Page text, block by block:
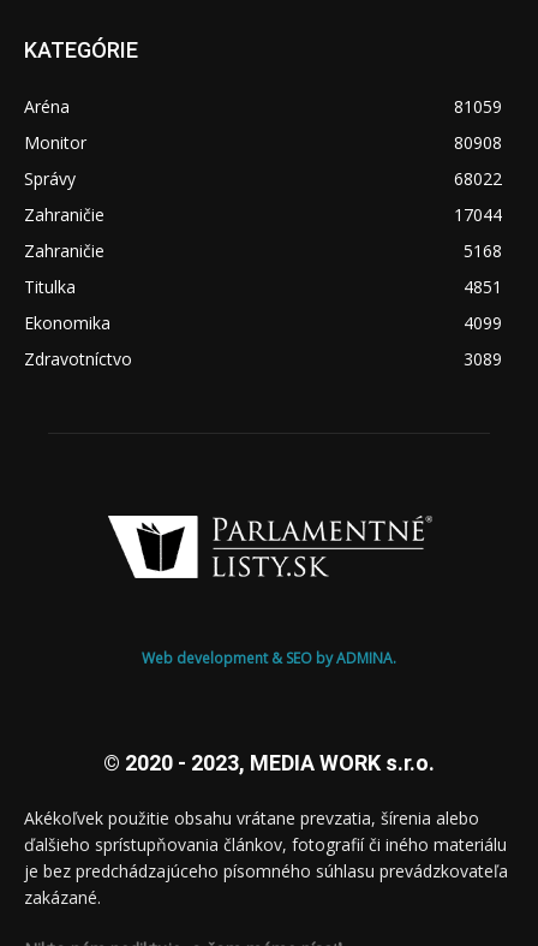
KATEGÓRIE
Aréna
81059
Monitor
80908
Správy
68022
Zahraničie
17044
Zahraničie
5168
Titulka
4851
Ekonomika
4099
Zdravotníctvo
3089
Web development & SEO by ADMINA.
© 2020 - 2023, MEDIA WORK s.r.o.
Akékoľvek použitie obsahu vrátane prevzatia, šírenia alebo
ďalšieho sprístupňovania článkov, fotografií či iného materiálu
je bez predchádzajúceho písomného súhlasu prevádzkovateľa
zakázané.